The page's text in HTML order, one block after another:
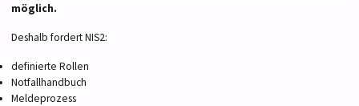
möglich.
Deshalb fordert NIS2:
definierte Rollen
Notfallhandbuch
Meldeprozess